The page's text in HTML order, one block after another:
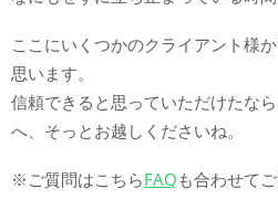
ここにいくつかのクライアント様
思います。
信頼できると思っていただけたな
へ、そっとお越しくださいね。
※ご質問はこちらFAQ も合わせて